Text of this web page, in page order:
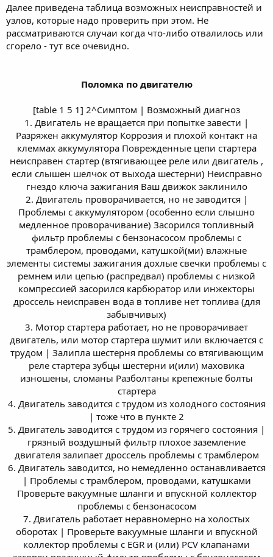
Далее приведена таблица возможных неисправностей и
узлов, которые надо проверить при этом. Не
рассматриваются случаи когда что-либо отвалилось или
сгорело - тут все очевидно.
Поломка по двигателю
[table 1 5 1] 2^Симптом | Возможный диагноз
1. Двигатель не вращается при попытке завести |
Разряжен аккумулятор Коррозия и плохой контакт на
клеммах аккумулятора Поврежденные цепи стартера
неисправен стартер (втягивающее реле или двигатель ,
если слышен шелчок от выхода шестерни) Неисправно
гнездо ключа зажигания Ваш движок заклинило
2. Двигатель проворачивается, но не заводится |
Проблемы с аккумулятором (особенно если слышно
медленное проворачивание) Засорился топливный
фильтр проблемы с бензонасосом проблемы с
трамблером, проводами, катушкой(ми) влажные
элементы системы зажигания дохлые свечки проблемы с
ремнем или цепью (распредвал) проблемы с низкой
компрессией засорился карбюратор или инжекторы
дроссель неисправен вода в топливе нет топлива (для
забывчивых)
3. Мотор стартера работает, но не проворачивает
двигатель, или мотор стартера шумит или включается с
трудом | Залипла шестерня проблемы со втягивающим
реле стартера зубцы шестерни и(или) маховика
изношены, сломаны Разболтаны крепежные болты
стартера
4. Двигатель заводится с трудом из холодного состояния
| тоже что в пункте 2
5. Двигатель заводится с трудом из горячего состояния |
грязный воздушный фильтр плохое заземление
двигателя залипает дроссель проблемы с трамблером
6. Двигатель заводится, но немедленно останавливается
| Проблемы с трамблером, проводами, катушками
Проверьте вакуумные шланги и впускной коллектор
проблемы с бензонасосом
7. Двигатель работает неравномерно на холостых
оборотах | Проверьте вакуумные шланги и впускной
коллектор проблемы с EGR и (или) PCV клапанами